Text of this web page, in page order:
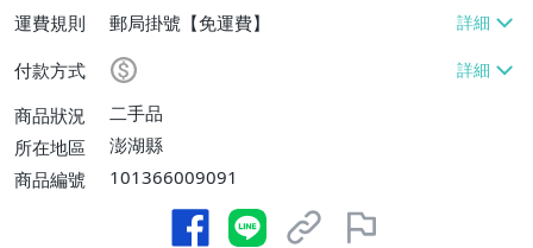
運費規則
郵局掛號【免運費】
付款方式
商品狀況
二手品
所在地區
澎湖縣
商品編號
101366009091